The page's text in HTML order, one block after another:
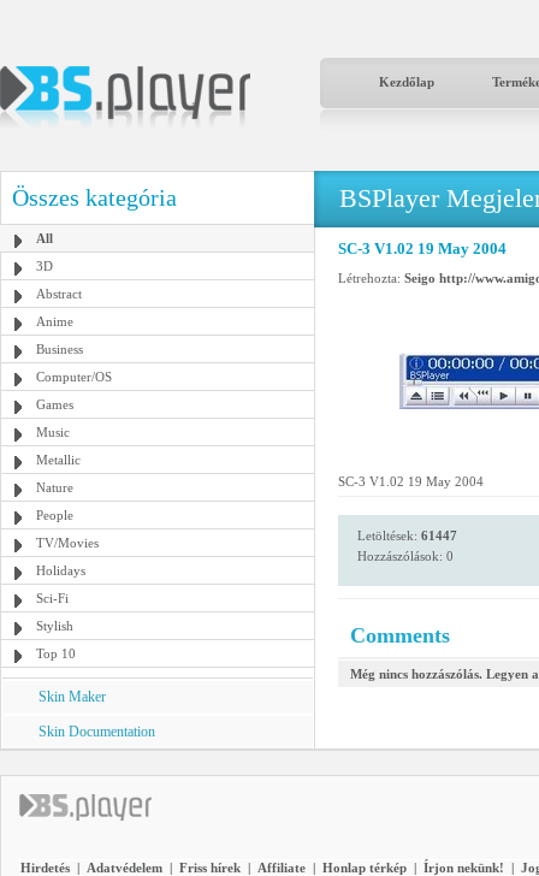
Kezdőlap
Összes kategória
All
3D
Abstract
Anime
Business
Computer/OS
Games
Music
Metallic
Nature
People
TV/Movies
Holidays
Sci-Fi
Stylish
Top 10
Skin Maker
Skin Documentation
BSPlayer
SC-3 V1.02 19 May 2004
Létrehozta: Seigo http://
SC-3 V1.02 19 May 2004
Letöltések: 61447
Hozzászólások: 0
Comments
Még nincs hozzászólás. Legyen
Hirdetés | Adatvédelem | Friss hírek | Affiliate | Honlap térkép | Írjon nekünk! |